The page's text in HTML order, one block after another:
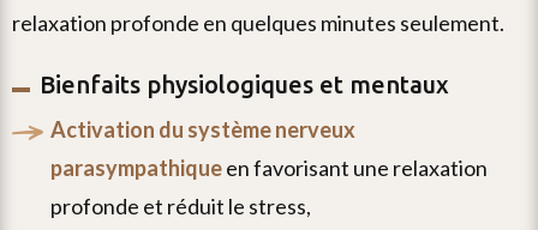
relaxation profonde en quelques minutes seulement.
Bienfaits physiologiques et mentaux
activation du système nerveux
parasympathiqueen favorisant une relaxation
profonde et réduit le stress,